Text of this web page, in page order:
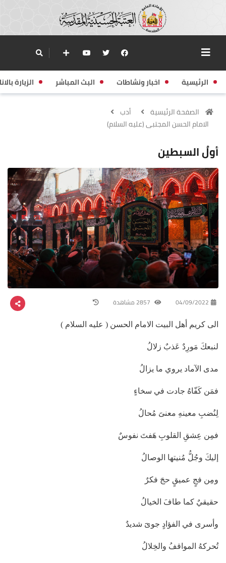
الرئيسية اخبار ونشاطات البث المباشر الزيارة
الصفحة الرئيسية
أدب
الامام الحسن المجتبى (عليه السلام)
أولُ السبطين
04/09/2022
الى كريم أهل البيت الامام الحسن ( عليه السلام )
لنبعكَ مَورِدٌ عَذبٌ زلالُ
مدى الآماد يروي ما يزالُ
فمَن كَفّاهُ جادت في سخاءٍ
لِنُضبِ معينهِ معنىََ مُحالُ
فمِن عِشقِ القلوبِ هَفتَ نفوسٌ
إليكَ وجُلُّ مُنيتها الوصالُ
ومِن فجٍ عميقٍ حجَ فكرٌ
حقيقيٌ كما طافَ الخيالُ
وأسرى في الفؤادٍ جوىََ شديدٌ
تُحركهُ المواقفُ والخِلالُ